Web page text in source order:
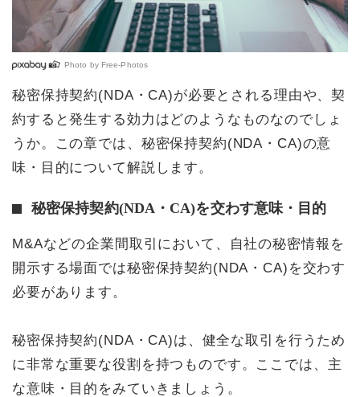
Photo by Free-Photos
秘密保持契約(NDA・CA)が必要とされる理由や、契
約すると発生する効力はどのようなものなのでしょ
うか。この章では、秘密保持契約(NDA・CA)の意
味・目的について解説します。
秘密保持契約(NDA・CA)を交わす意味・目的
M&Aなどの企業間取引において、自社の秘密情報を
開示する場面では秘密保持契約(NDA・CA)を交わす
必要があります。
秘密保持契約(NDA・CA)は、健全な取引を行うため
に非常な重要な役割を持つものです。ここでは、主
な意味・目的をみていきましょう。